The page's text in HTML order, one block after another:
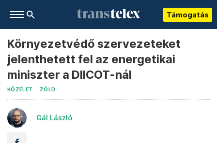
Támogatás
Környezetvédő szervezeteket
jelenthetett fel az energetikai
miniszter a DIICOT-nál
KÖZÉLET ZÖLD
Gál László